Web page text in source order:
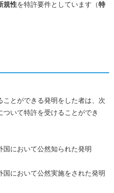
規性を特許要件としています（特
とができる発明をした者は、次
いて特許を受けることができ
において公然知られた発明
において公然実施をされた発明